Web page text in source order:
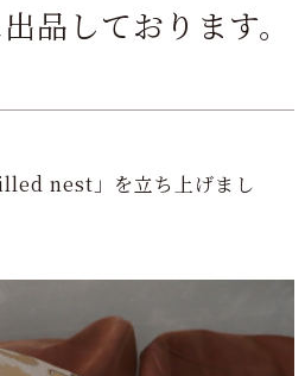
品しております。
nest」を立ち上げまし